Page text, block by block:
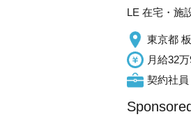
LE 在宅・施
東京都
月給32
契約社員